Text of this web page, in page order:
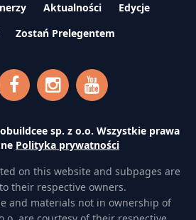
Aktualności
Edycje
Zostań Prelegentem
sp. z o.o. Wszystkie prawa
Polityka prywatności
on this website and subpages are
their respective owners.
and materials not in ownership of